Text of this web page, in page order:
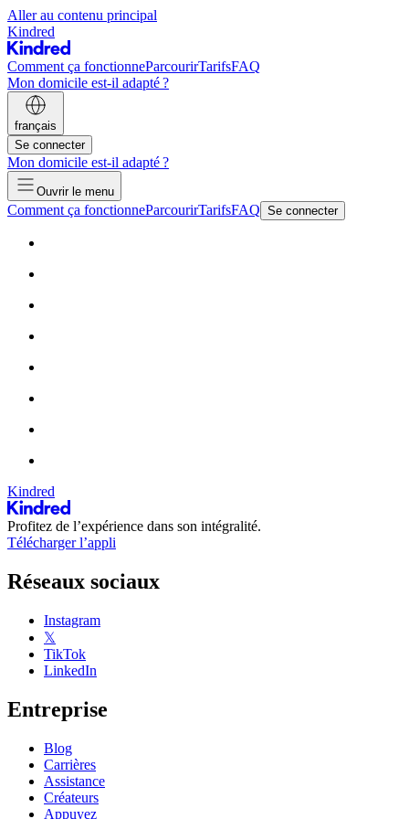
Aller au contenu principal
Kindred
Comment ça fonctionneParcourirTarifsFAQ
Mon domicile est-il adapté ?
français
Se connecter
Mon domicile est-il adapté ?
Ouvrir le menu
Comment ça fonctionneParcourirTarifsFAQ Se connecter
Kindred
Profitez de l’expérience dans son intégralité.
Télécharger l’appli
Réseaux sociaux
Instagram
𝕏
TikTok
LinkedIn
Entreprise
Blog
Carrières
Assistance
Créateurs
Appuyez